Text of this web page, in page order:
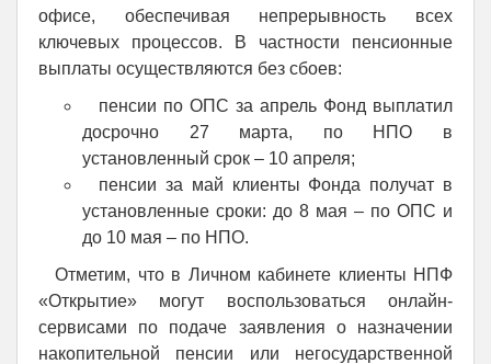
офисе, обеспечивая непрерывность всех
ключевых процессов. В частности пенсионные
выплаты осуществляются без сбоев:
пенсии по ОПС за апрель Фонд выплатил
досрочно 27 марта, по НПО в
установленный срок – 10 апреля;
пенсии за май клиенты Фонда получат в
установленные сроки: до 8 мая – по ОПС и
до 10 мая – по НПО.
Отметим, что в Личном кабинете клиенты НПФ
«Открытие» могут воспользоваться онлайн-
сервисами по подаче заявления о назначении
накопительной пенсии или негосударственной